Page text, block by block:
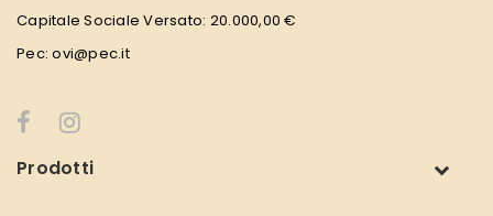
Capitale Sociale Versato: 20.000,00 €
Pec: ovi@pec.it
Prodotti